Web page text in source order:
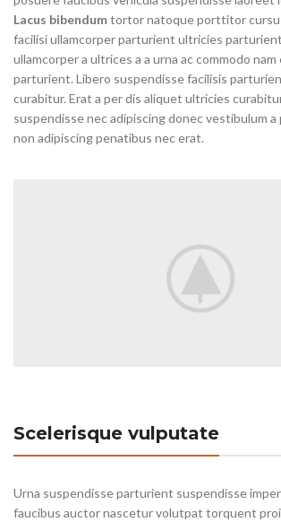
Lacus bibendumtortor natoque porttitor
facilisi ullamcorper parturient ultricies
ullamcorper a ultrices a a urna ac commodo
parturient. Libero suspendisse facilisis
curabitur. Erat a per dis aliquet ultricies
suspendisse nec adipiscing donec vestibulum
non adipiscing penatibus nec erat.
Scelerisque vulputate
Urna suspendisse parturient suspendisse
faucibus auctor nascetur volutpat torquent